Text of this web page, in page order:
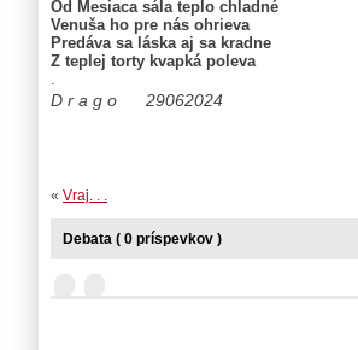
Od Mesiaca sála teplo chladné
Venuša ho pre nás ohrieva
Predáva sa láska aj sa kradne
Z teplej torty kvapká poleva
D r a g o 29062024
« Vraj. . .
Debata ( 0 príspevkov )